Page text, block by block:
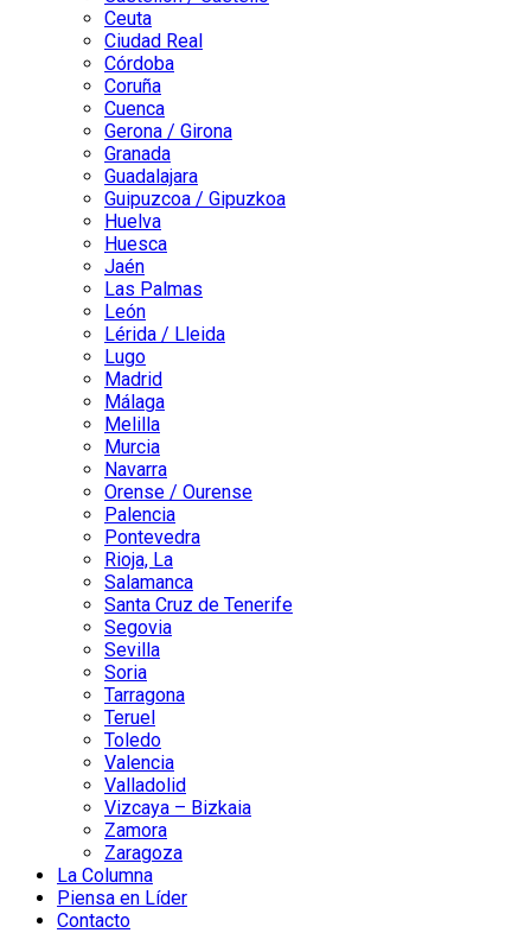
Ceuta
Ciudad Real
Córdoba
Coruña
Cuenca
Gerona / Girona
Granada
Guadalajara
Guipuzcoa / Gipuzkoa
Huelva
Huesca
Jaén
Las Palmas
León
Lérida / Lleida
Lugo
Madrid
Málaga
Melilla
Murcia
Navarra
Orense / Ourense
Palencia
Pontevedra
Rioja, La
Salamanca
Santa Cruz de Tenerife
Segovia
Sevilla
Soria
Tarragona
Teruel
Toledo
Valencia
Valladolid
Vizcaya – Bizkaia
Zamora
Zaragoza
La Columna
Piensa en Líder
Contacto